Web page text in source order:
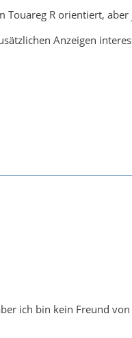
R orientiert,
Anzeigen
ich bin kein Freund